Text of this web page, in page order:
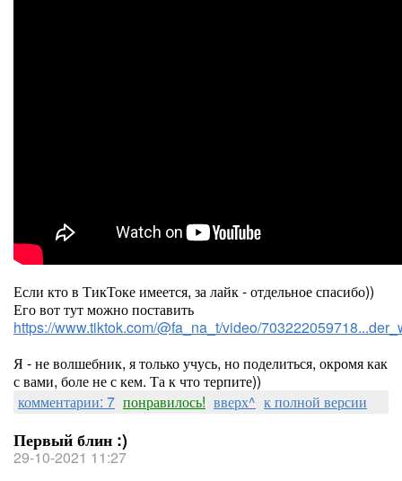
Если кто в ТикТоке имеется, за лайк - отдельное спасибо))
Его вот тут можно поставить
https://www.tiktok.com/@fa_na_t/video/
Я - не волшебник, я только учусь, но поделиться, окромя как
с вами, боле не с кем. Та к что терпите))
комментарии: 7 понравилось! вверх^ к полной версии
Первый блин :)
29-10-2021 11:27